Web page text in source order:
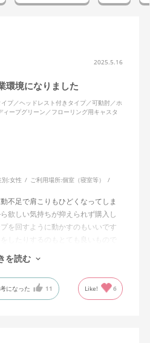
2025.5.16
環境になりました
プ／ヘッドレスト付きタイプ／可動肘／ホ
ープグリーン／フローリング用キャスタ
別:女性 ご利用場所:個室（寝室等）
不足で肩こりもひどくなってしま
欲しい気持ちが抑えられず購入し
を回すように動かすのもいいです
したりするのもとても良いもので
ではないのですが、オフィスで揺
が、自宅なら何も気にせずに使え
ストありで購入して良かったと思
ゃんとあります。
を読む
になった 11 Like! 6